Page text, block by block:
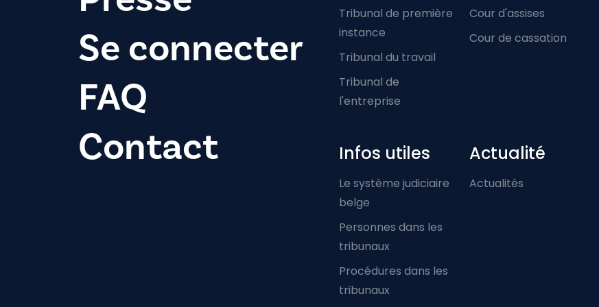
Se connecter
FAQ
Contact
Tribunal de première
instance
Tribunal du travail
Tribunal de
l'entreprise
Cour d'assises
Cour de cassation
Infos utiles
Le système judiciaire
belge
Personnes dans les
tribunaux
Procédures dans les
tribunaux
Actualité
Actualités